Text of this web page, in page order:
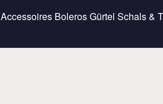
Accessoires BolerosGürtel Schals &